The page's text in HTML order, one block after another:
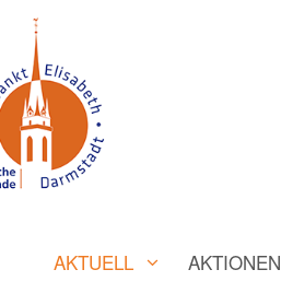
AKTUELL AKTIONEN